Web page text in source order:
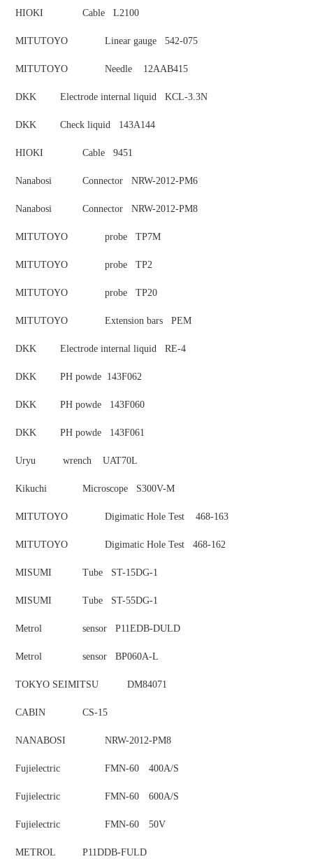
HIOKI Cable L2100
MITUTOYO Linear gauge 542-075
MITUTOYO Needle 12AAB415
DKK Electrode internal liquid KCL-3.3N
DKK Check liquid 143A144
HIOKI Cable 9451
Nanabosi Connector NRW-2012-PM6
Nanabosi Connector NRW-2012-PM8
MITUTOYO probe TP7M
MITUTOYO probe TP2
MITUTOYO probe TP20
MITUTOYO Extension bars PEM
DKK Electrode internal liquid RE-4
DKK PH powde 143F062
DKK PH powde 143F060
DKK PH powde 143F061
Uryu wrench UAT70L
Kikuchi Microscope S300V-M
MITUTOYO Digimatic Hole Test 468-163
MITUTOYO Digimatic Hole Test 468-162
MISUMI Tube ST-15DG-1
MISUMI Tube ST-55DG-1
Metrol sensor P11EDB-DULD
Metrol sensor BP060A-L
TOKYO SEIMITSU DM84071
CABIN CS-15
NANABOSI NRW-2012-PM8
Fujielectric FMN-60 400A/S
Fujielectric FMN-60 600A/S
Fujielectric FMN-60 50V
METROL P11DDB-FULD